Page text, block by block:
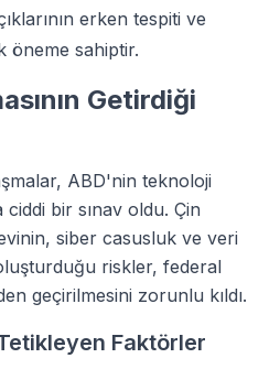
erken tespiti ve
öneme sahiptir.
Getirdiği
ABD'nin teknoloji
bir sınav oldu. Çin
siber casusluk ve veri
riskler, federal
geçirilmesini zorunlu kıldı.
Faktörler